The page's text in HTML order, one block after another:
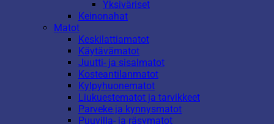
Yksiväriset
Keinonahat
Matot
Keskilattiamatot
Käytävämatot
Juutti- ja sisalmatot
Kosteantilanmatot
Kylpyhuonematot
Liukuestematot ja tarvikkeet
Parveke ja kynnysmatot
Puuvilla- ja räsymatot